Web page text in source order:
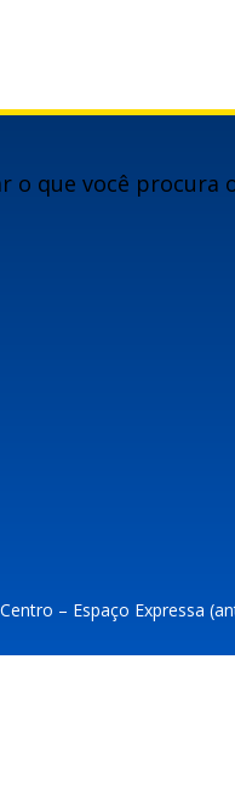
o que você procura
– Espaço Expressa